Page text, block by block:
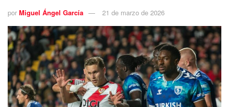
por Miguel Ángel García 21 de marzo de 2026